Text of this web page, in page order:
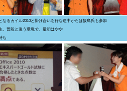
なるカイル2010と掛け合いを行な
。普段と違う環境で、最初はやや
ち
途中からは飯島氏も参加